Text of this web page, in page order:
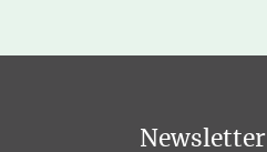
Newsletter